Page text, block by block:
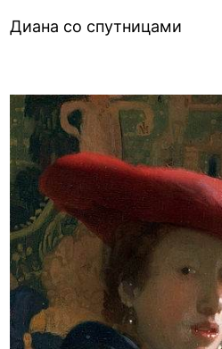
Диана со спутницами